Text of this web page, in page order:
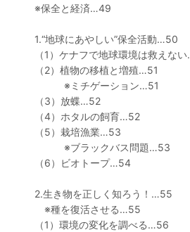
※保全と経済…49
1.“地球にあやしい”保全活動…50
（1）ケナフで地球環境は救えな
（2）植物の移植と増殖…51
※ミチゲーション…51
（3）放蝶…52
（4）ホタルの飼育…52
（5）栽培漁業…53
※ブラックバス問題…53
（6）ビオトープ…54
2.生き物を正しく知ろう！…55
※種を復活させる…55
（1）環境の変化を調べる…56